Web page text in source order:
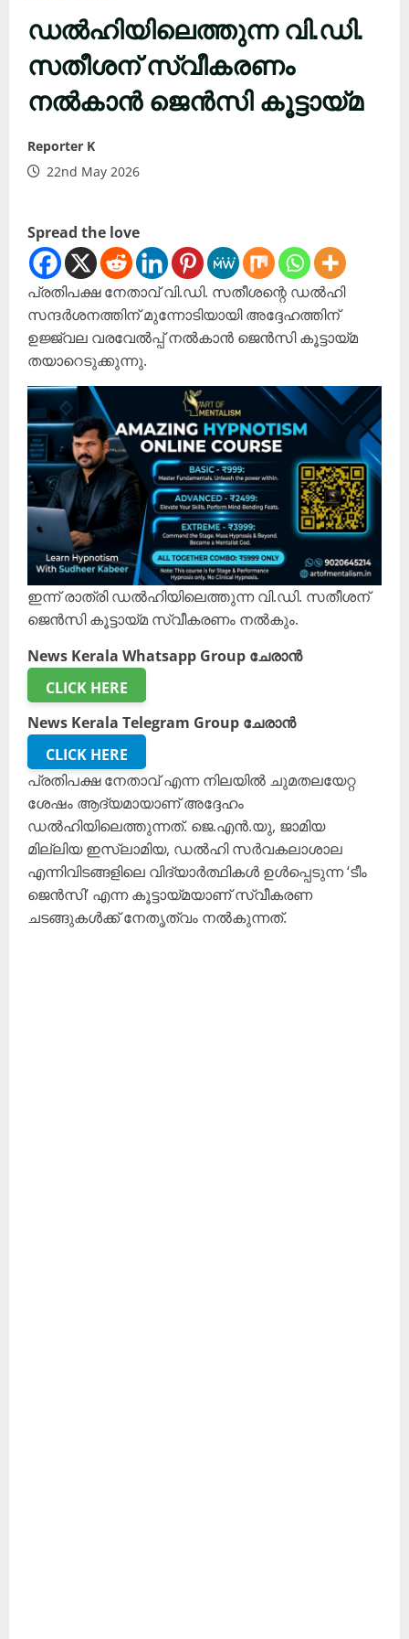
ഡൽഹിയിലെത്തുന്ന വി.ഡി.
സതീശന് സ്വീകരണം
നൽകാൻ ജെൻസി കൂട്ടായ്മ
Reporter K
22nd May 2026
Spread the love
പ്രതിപക്ഷ നേതാവ് വി.ഡി. സതീശന്റെ ഡൽഹി
സന്ദർശനത്തിന് മുന്നോടിയായി അദ്ദേഹത്തിന്
ഉജ്ജ്വല വരവേൽപ്പ് നൽകാൻ ജെൻസി കൂട്ടായ്മ
തയാറെടുക്കുന്നു.
ഇന്ന് രാത്രി ഡൽഹിയിലെത്തുന്ന വി.ഡി. സതീശന്
ജെൻസി കൂട്ടായ്മ സ്വീകരണം നൽകും.
News Kerala Whatsapp Group ചേരാൻ
CLICK HERE
News Kerala Telegram Group ചേരാൻ
CLICK HERE
പ്രതിപക്ഷ നേതാവ് എന്ന നിലയിൽ ചുമതലയേറ്റ
ശേഷം ആദ്യമായാണ് അദ്ദേഹം
ഡൽഹിയിലെത്തുന്നത്. ജെ.എൻ.യു, ജാമിയ
മില്ലിയ ഇസ്‌ലാമിയ, ഡൽഹി സർവകലാശാല
എന്നിവിടങ്ങളിലെ വിദ്യാർത്ഥികൾ ഉൾപ്പെടുന്ന ‘ടീം
ജെൻസി’ എന്ന കൂട്ടായ്മയാണ് സ്വീകരണ
ചടങ്ങുകൾക്ക് നേതൃത്വം നൽകുന്നത്.